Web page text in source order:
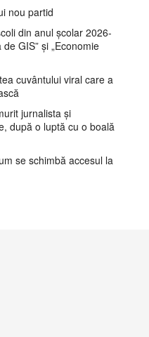
nou partid
din anul școlar 2026-
GIS” și „Economie
cuvântului viral care a
jurnalista și
după o luptă cu o boală
se schimbă accesul la